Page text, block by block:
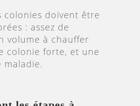
colonies doivent être
: assez de
volume à chauffer
colonie forte, et une
maladie.